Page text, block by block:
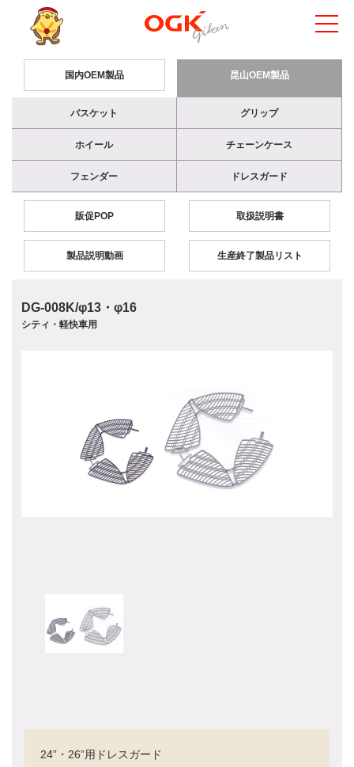
国内OEM製品 昆山OEM製品
バスケット グリップ
ホイール チェーンケース
フェンダー ドレスガード
販促POP 取扱説明書
製品説明動画 生産終了製品リスト
DG-008K/φ13・φ16
シティ・軽快車用
24”・26”用ドレスガード